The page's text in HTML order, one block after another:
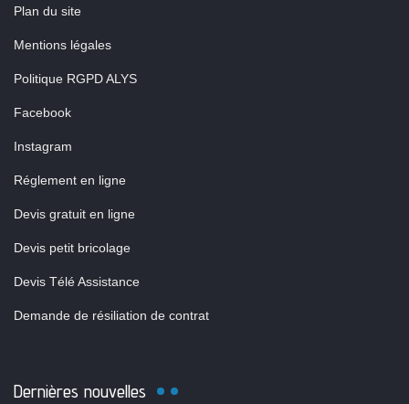
Plan du site
Mentions légales
Politique RGPD ALYS
Facebook
Instagram
Réglement en ligne
Devis gratuit en ligne
Devis petit bricolage
Devis Télé Assistance
Demande de résiliation de contrat
Dernières nouvelles